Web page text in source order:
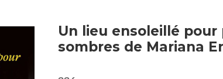
Un lieu ensoleillé pour
sombres de Mariana